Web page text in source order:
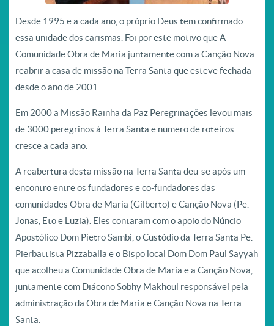
Desde 1995 e a cada ano, o próprio Deus tem confirmado
essa unidade dos carismas. Foi por este motivo que A
Comunidade Obra de Maria juntamente com a Canção Nova
reabrir a casa de missão na Terra Santa que esteve fechada
desde o ano de 2001.
Em 2000 a Missão Rainha da Paz Peregrinações levou mais
de 3000 peregrinos à Terra Santa e numero de roteiros
cresce a cada ano.
A reabertura desta missão na Terra Santa deu-se após um
encontro entre os fundadores e co-fundadores das
comunidades Obra de Maria (Gilberto) e Canção Nova (Pe.
Jonas, Eto e Luzia). Eles contaram com o apoio do Núncio
Apostólico Dom Pietro Sambi, o Custódio da Terra Santa Pe.
Pierbattista Pizzaballa e o Bispo local Dom Dom Paul Sayyah
que acolheu a Comunidade Obra de Maria e a Canção Nova,
juntamente com Diácono Sobhy Makhoul responsável pela
administração da Obra de Maria e Canção Nova na Terra
Santa.